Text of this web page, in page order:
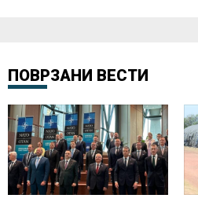
ПОВРЗАНИ ВЕСТИ